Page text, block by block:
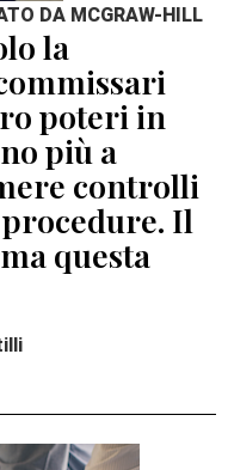
DA MCGRAW-HILL
la
poteri in
più a
controlli
Il
questa